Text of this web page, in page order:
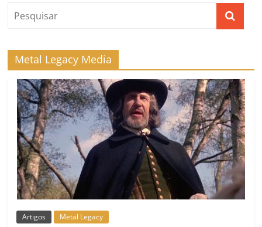
Metal Legacy Media
Artigos Metal Legacy